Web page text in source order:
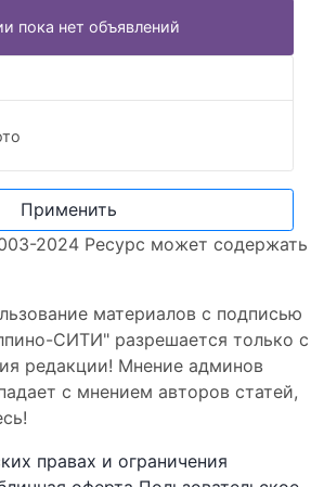
пока нет объявлений
Применить
2024 Ресурс может содержать
материалов с подписью
СИТИ" разрешается только с
редакции! Мнение админов
с мнением авторов статей,
правах и ограничения